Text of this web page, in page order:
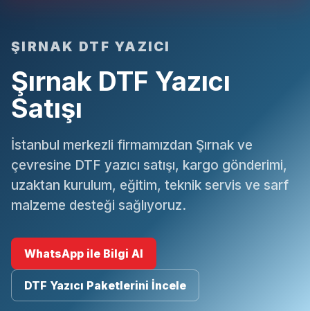
ŞIRNAK DTF YAZICI
Şırnak DTF Yazıcı
Satışı
İstanbul merkezli firmamızdan Şırnak ve
çevresine DTF yazıcı satışı, kargo gönderimi,
uzaktan kurulum, eğitim, teknik servis ve sarf
malzeme desteği sağlıyoruz.
WhatsApp ile Bilgi Al
DTF Yazıcı Paketlerini İncele